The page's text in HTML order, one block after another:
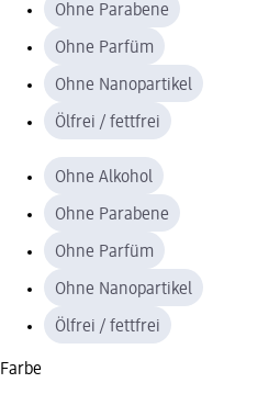
Ohne Parabene
Ohne Parfüm
Ohne Nanopartikel
Ölfrei / fettfrei
Ohne Alkohol
Ohne Parabene
Ohne Parfüm
Ohne Nanopartikel
Ölfrei / fettfrei
Farbe